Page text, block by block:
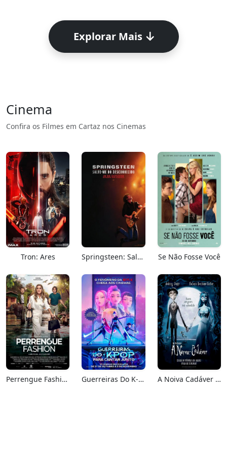
Explorar Mais
Cinema
Confira os Filmes em Cartaz nos Cinemas
Tron: Ares Springsteen: Salve-me Do Desconhecido Se Não Fosse Você
Perrengue Fashion Guerreiras Do K-Pop: Para Cantar Junto A Noiva Cadáver (Relançamento)